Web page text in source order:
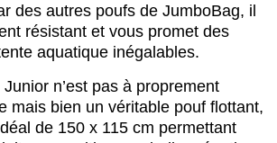
des autres poufs de JumboBag, il
résistant et vous promet des
aquatique inégalables.
n’est pas à proprement
mais bien un véritable pouf flottant,
de 150 x 115 cm permettant